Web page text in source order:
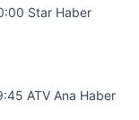
Star Haber
ATV Ana Haber